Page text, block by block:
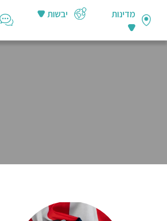
מדינות יבשות